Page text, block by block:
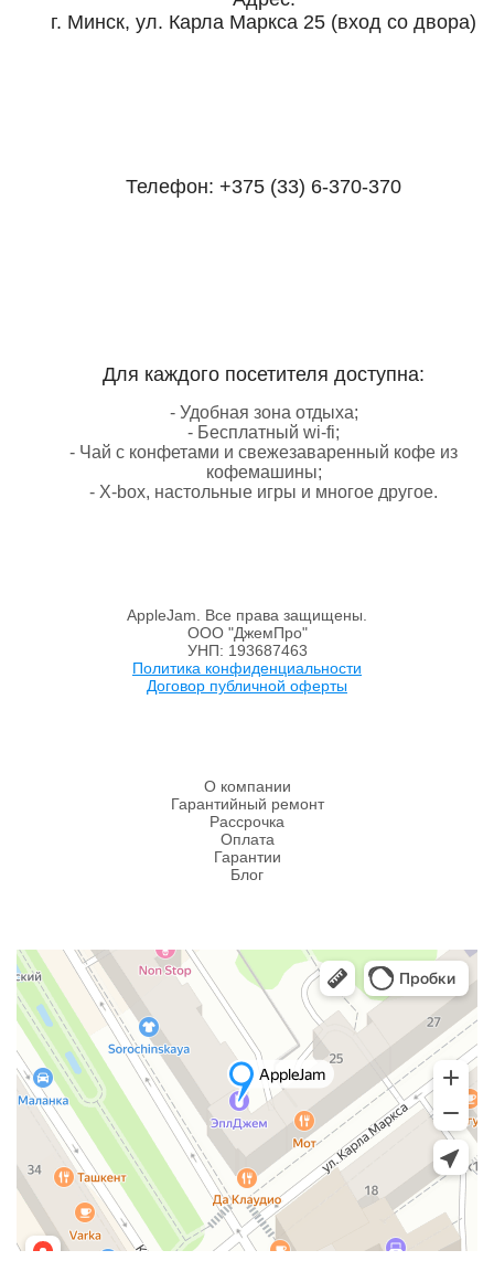
г. Минск, ул. Карла Маркса 25 (вход со двора)
Телефон: +375 (33) 6-370-370
Для каждого посетителя доступна:
- Удобная зона отдыха;
- Бесплатный wi-fi;
- Чай с конфетами и свежезаваренный кофе из
кофемашины;
- X-box, настольные игры и многое другое.
AppleJam. Все права защищены.
ООО "ДжемПро"
УНП: 193687463
Политика конфиденциальности
Договор публичной оферты
О компании
Гарантийный ремонт
Рассрочка
Оплата
Гарантии
Блог